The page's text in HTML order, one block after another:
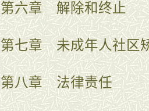
第六章 解除和终止
第七章 未成年人社区
第八章 法律责任